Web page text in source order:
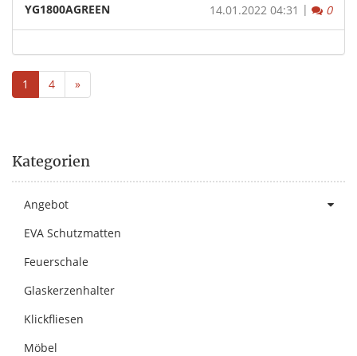
YG1800AGREEN 14.01.2022 04:31 | 0
1 4 »
Kategorien
Angebot
EVA Schutzmatten
Feuerschale
Glaskerzenhalter
Klickfliesen
Möbel